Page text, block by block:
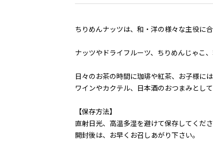
ちりめんナッツは、和・洋の様々な主役に
ナッツやドライフルーツ、ちりめんじゃこ
日々のお茶の時間に珈琲や紅茶、お子様に
ワインやカクテル、日本酒のおつまみとし
【保存方法】
直射日光、高温多湿を避けて保存してくださ
開封後は、お早くお召しあがり下さい。